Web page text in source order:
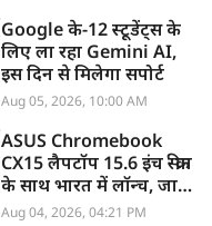
Google के-12 स्टूडेंट्स के
लिए ला रहा Gemini AI,
इस दिन से मिलेगा सपोर्ट
Aug 05, 2026, 10:00 AM
ASUS Chromebook
CX15 लैपटॉप 15.6 इंच स्क्रीन
के साथ भारत में लॉन्च, जानें
कीमत
Aug 04, 2026, 04:21 PM